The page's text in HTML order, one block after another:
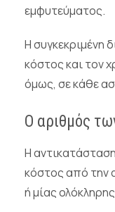
εμφυτεύματος.
Η συγκεκριμένη
κόστος και τον
όμως, σε κάθε
Ο αριθμός
Η
κόστος από την
ή μίας